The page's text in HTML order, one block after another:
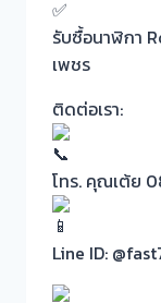
รับซื้อนาฬิกา
เพชร
ติดต่อเรา:
โทร. คุณเต้ย
Line ID: